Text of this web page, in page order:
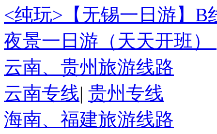
<纯玩> 【无锡一日游】
夜景一日游（天天开班）
云南、贵州旅游线路
云南专线| 贵州专线
海南、福建旅游线路